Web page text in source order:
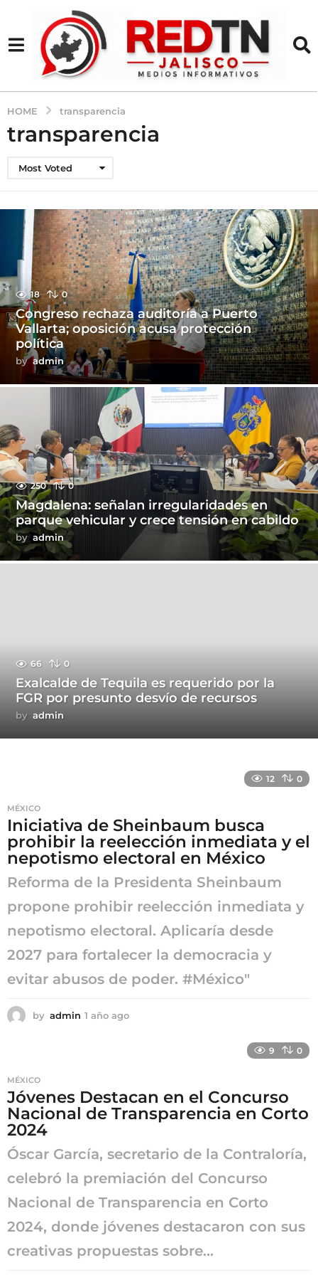
HOME transparencia
transparencia
Most Voted
18 0
Congreso rechaza auditoría a Puerto
Vallarta; oposición acusa protección
política
by admin
250 0
Magdalena: señalan irregularidades en
parque vehicular y crece tensión en cabildo
by admin
66 0
Exalcalde de Tequila es requerido por la
FGR por presunto desvío de recursos
by admin
12 0
MÉXICO
Iniciativa de Sheinbaum busca
prohibir la reelección inmediata y el
nepotismo electoral en México
Reforma de la Presidenta Sheinbaum
propone prohibir reelección inmediata y
nepotismo electoral. Aplicaría desde
2027 para fortalecer la democracia y
evitar abusos de poder. #México"
by admin 1 año ago
o
9 0
MÉXICO
Jóvenes Destacan en el Concurso
Nacional de Transparencia en Corto
2024
Óscar García, secretario de la Contraloría,
celebró la premiación del Concurso
Nacional de Transparencia en Corto
2024, donde jóvenes destacaron con sus
creativas propuestas sobre...